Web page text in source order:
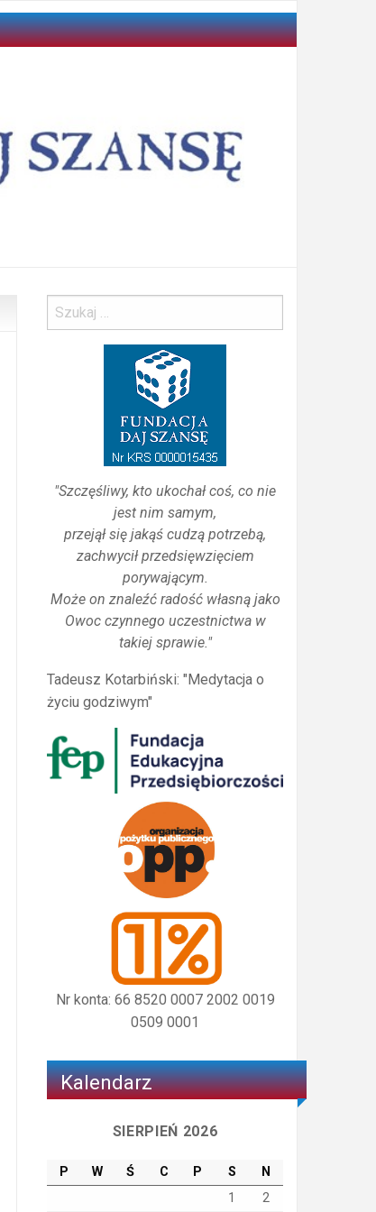
"Szczęśliwy, kto ukochał coś, co nie
jest nim samym,
przejął się jakąś cudzą potrzebą,
zachwycił przedsięwzięciem
porywającym.
Może on znaleźć radość własną jako
Owoc czynnego uczestnictwa w
takiej sprawie."
Tadeusz Kotarbiński: "Medytacja o
życiu godziwym"
Nr konta: 66 8520 0007 2002 0019
0509 0001
Kalendarz
SIERPIEŃ 2026
P W Ś C P S
N
1
2